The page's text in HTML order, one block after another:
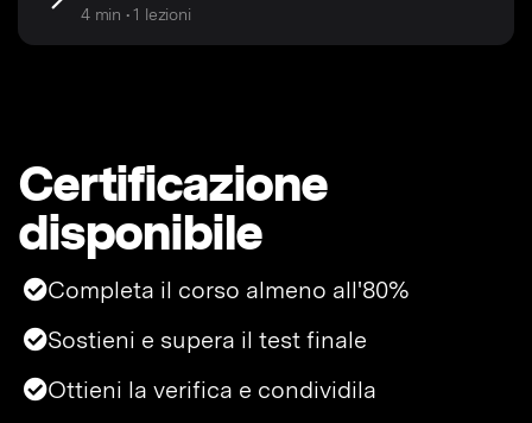
4 min • 1 lezioni
Certificazione
disponibile
Completa il corso almeno all'80%
Sostieni e supera il test finale
Ottieni la verifica e condividila